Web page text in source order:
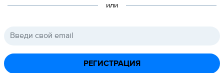
или
РЕГИСТРАЦИЯ